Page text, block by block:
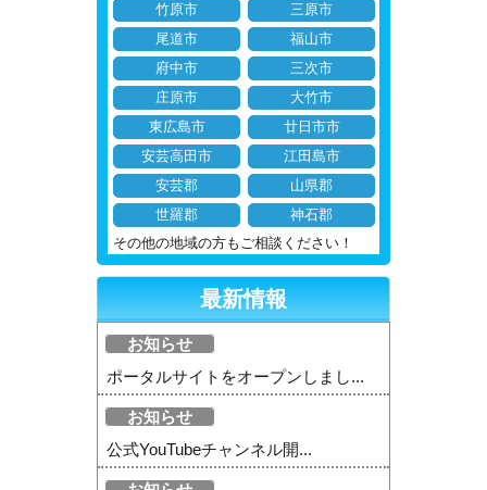
竹原市
三原市
尾道市
福山市
府中市
三次市
庄原市
大竹市
東広島市
廿日市市
安芸高田市
江田島市
安芸郡
山県郡
世羅郡
神石郡
その他の地域の方もご相談ください！
最新情報
お知らせ
ポータルサイトをオープンしまし...
お知らせ
公式YouTubeチャンネル開...